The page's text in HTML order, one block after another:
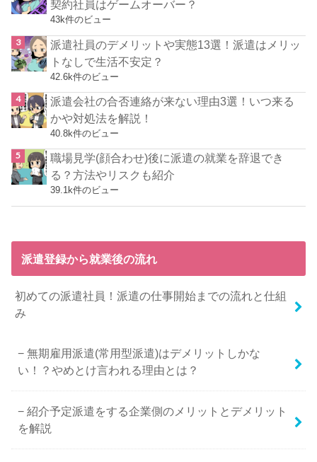
契約社員はゲームオーバー？
43k件のビュー
派遣社員のデメリットや実態13選！派遣はメリッ
トなしで生活不安定？
42.6k件のビュー
派遣会社の合否連絡が来ない理由3選！いつ来る
かや対処法を解説！
40.8k件のビュー
職場見学(顔合わせ)後に派遣の就業を辞退でき
る？方法やリスクも紹介
39.1k件のビュー
派遣登録から就業後の流れ
初めての派遣社員！派遣の仕事開始までの流れと仕組
み
無期雇用派遣(常用型派遣)はデメリットしかな
い！？やめとけ言われる理由とは？
紹介予定派遣をする企業側のメリットとデメリット
を解説